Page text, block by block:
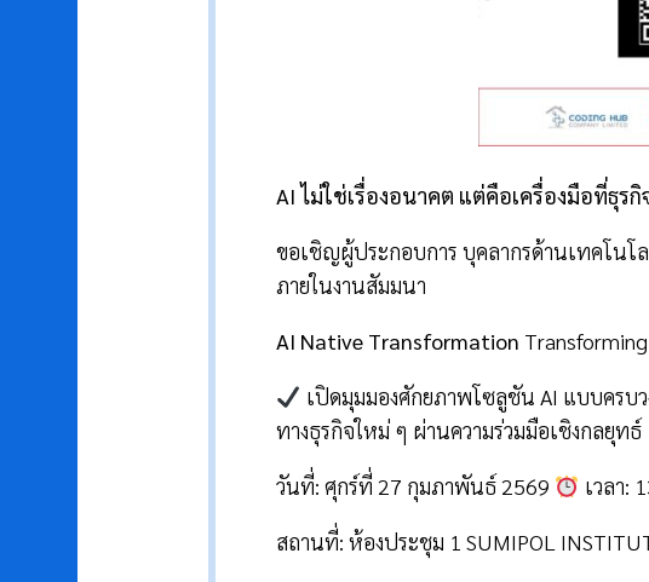
AI ไม่ใช่เรื่องอนาคต แต่คือเครื่องมือที่ธุร
ขอเชิญผู้ประกอบการ บุคลากรด้านเทคโนโ
ภายในงานสัมมนา
AI Native Transformation
เปิดมุมมองศักยภาพโซลูชัน AI แบบครบว
ทางธุรกิจใหม่ ๆ ผ่านความร่วมมือเชิงกลยุทธ์
วันที่: ศุกร์ที่ 27 กุมภาพันธ์ 2569
เวลา:
สถานที่: ห้องประชุม 1 SUMIPOL